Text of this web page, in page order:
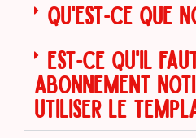
QU'EST-CE QUE
EST-CE QU'IL
ABONNEMENT
UTILISER LE